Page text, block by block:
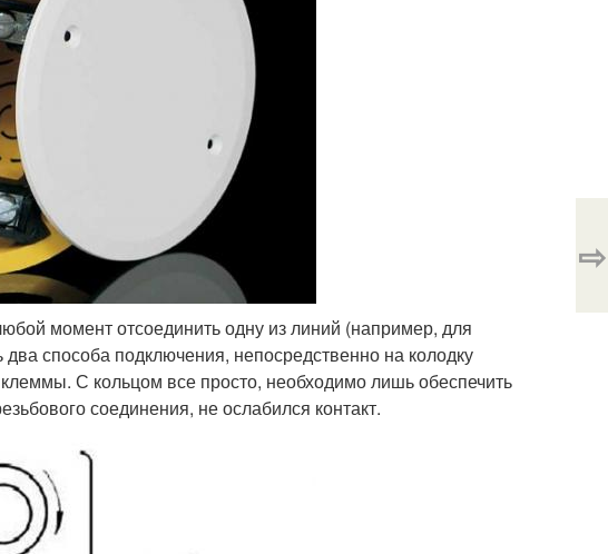
момент отсоединить одну из линий (например, для
способа подключения, непосредственно на колодку
С кольцом все просто, необходимо лишь обеспечить
соединения, не ослабился контакт.
⇨